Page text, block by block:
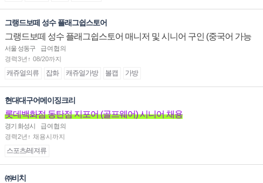
그랭드보떼 성수 플래그쉽스토어
그랭드보떼 성수 플래그쉽스토어 매니저 및 시니어 구인 (중국어 가능
자)
서울 성동구
급여협의
경력3년↑ 08/20까지
캐쥬얼의류 잡화 캐쥬얼가방 볼캡 가방
현대대구어메이징크리
롯데백화점 동탄점 지포어 (골프웨어) 시니어 채용
경기 화성시
급여협의
경력2년↑ 채용시까지
스포츠/레져류
㈜비치